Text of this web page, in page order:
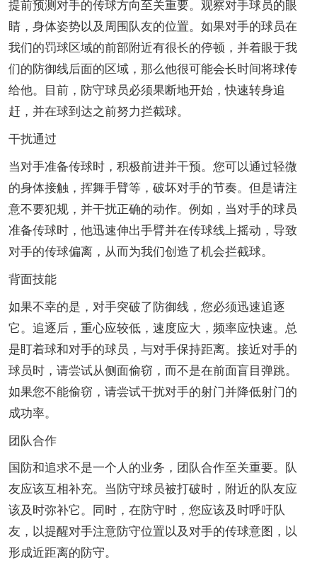
提前预测对手的传球方向至关重要。观察对手球员的眼
睛，身体姿势以及周围队友的位置。如果对手的球员在
我们的罚球区域的前部附近有很长的停顿，并着眼于我
们的防御线后面的区域，那么他很可能会长时间将球传
给他。目前，防守球员必须果断地开始，快速转身追
赶，并在球到达之前努力拦截球。
干扰通过
当对手准备传球时，积极前进并干预。您可以通过轻微
的身体接触，挥舞手臂等，破坏对手的节奏。但是请注
意不要犯规，并干扰正确的动作。例如，当对手的球员
准备传球时，他迅速伸出手臂并在传球线上摇动，导致
对手的传球偏离，从而为我们创造了机会拦截球。
背面技能
如果不幸的是，对手突破了防御线，您必须迅速追逐
它。追逐后，重心应较低，速度应大，频率应快速。总
是盯着球和对手的球员，与对手保持距离。接近对手的
球员时，请尝试从侧面偷窃，而不是在前面盲目弹跳。
如果您不能偷窃，请尝试干扰对手的射门并降低射门的
成功率。
团队合作
国防和追求不是一个人的业务，团队合作至关重要。队
友应该互相补充。当防守球员被打破时，附近的队友应
该及时弥补它。同时，在防守时，您应该及时呼吁队
友，以提醒对手注意防守位置以及对手的传球意图，以
形成近距离的防守。